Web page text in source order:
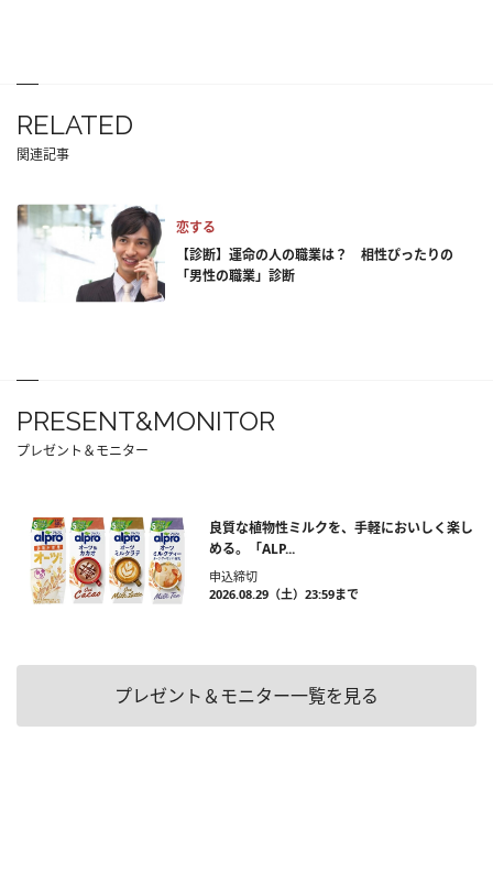
RELATED
関連記事
恋する
【診断】運命の人の職業は？ 相性ぴったりの
「男性の職業」診断
PRESENT&MONITOR
プレゼント＆モニター
良質な植物性ミルクを、手軽においしく楽し
める。「ALP...
申込締切
2026.08.29（土）23:59まで
プレゼント＆モニター一覧を見る